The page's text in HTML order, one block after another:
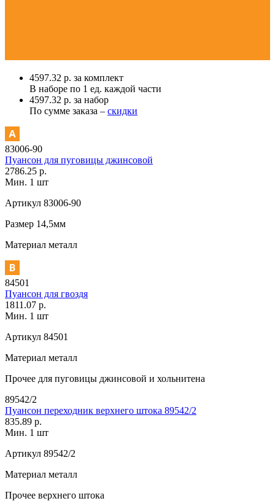
4597.32 р. за комплект
В наборе по 1 ед. каждой части
4597.32 р. за набор
По сумме заказа – скидки
83006-90
Пуансон для пуговицы джинсовой
2786.25 р.
Мин. 1 шт
Артикул 83006-90
Размер 14,5мм
Материал металл
84501
Пуансон для гвоздя
1811.07 р.
Мин. 1 шт
Артикул 84501
Материал металл
Прочее для пуговицы джинсовой и хольнитена
89542/2
Пуансон переходник верхнего штока 89542/2
835.89 р.
Мин. 1 шт
Артикул 89542/2
Материал металл
Прочее верхнего штока